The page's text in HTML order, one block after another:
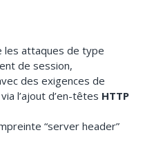
les attaques de type
de session,
des exigences de
l’ajout d’en-têtes HTTP
“server header”